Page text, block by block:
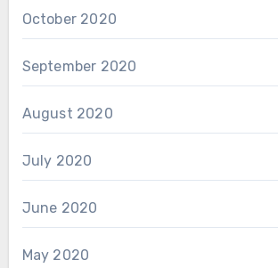
October 2020
September 2020
August 2020
July 2020
June 2020
May 2020